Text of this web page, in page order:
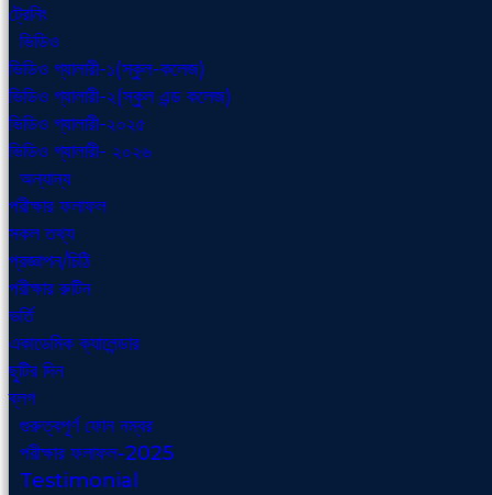
ট্রেনিং
ভিডিও
ভিডিও গ্যালারী-১(স্কুল-কলেজ)
ভিডিও গ্যালারী-২(স্কুল এন্ড কলেজ)
ভিডিও গ্যালারী-২০২৫
ভিডিও গ্যালারী- ২০২৬
অন্যান্য
পরীক্ষার ফলাফল
সকল তথ্য
প্রজ্ঞাপন/চিঠি
পরীক্ষার রুটিন
ভর্তি
একাডেমিক ক্যালেন্ডার
ছুটির দিন
ব্লগ
গুরুত্বপূর্ণ ফোন নম্বর
পরীক্ষার ফলাফল-2025
Testimonial